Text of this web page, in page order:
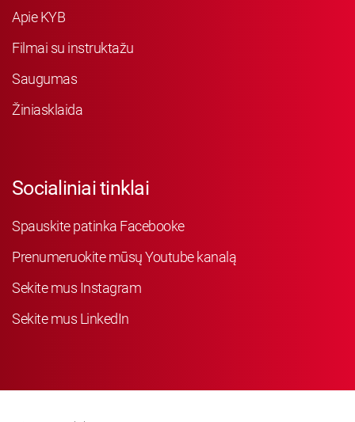
Apie KYB
Filmai su instruktažu
Saugumas
Žiniasklaida
Socialiniai tinklai
Spauskite patinka Facebooke
Prenumeruokite mūsų Youtube kanalą
Sekite mus Instagram
Sekite mus LinkedIn